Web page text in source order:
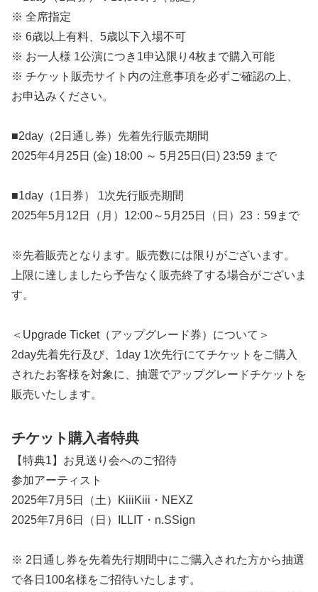
※ 全席指定
※ 6歳以上有料、5歳以下入場不可
※ お一人様 1公演につき1申込限り4枚まで購入可能
※ チケット販売サイト内の注意事項を必ずご確認の上、
お申込みください。
■2day（2日通し券）先着先行販売期間
2025年4月25日 (金) 18:00 ～ 5月25日(日) 23:59 まで
■1day（1日券） 1次先行販売期間
2025年5月12日（月）12:00～5月25日（日）23：59まで
※先着販売となります。販売数には限りがございます。
上限に達しましたら予告なく販売終了する場合がございま
す。
＜Upgrade Ticket（アップグレード券）について＞
2day先着先行及び、1day 1次先行にてチケットをご購入
されたお客様を対象に、抽選でアップグレードチケットを
販売いたします。
チケット購入者特典
【特典1】お見送り会へのご招待
参加アーティスト
2025年7月5日（土）KiiiKiii・NEXZ
2025年7月6日（日）ILLIT・n.SSign
※ 2日通し券を先着先行期間中にご購入された方から抽選
で各日100名様をご招待いたします。